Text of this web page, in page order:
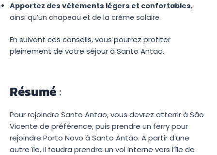
Apportez des vêtements légers et confortables,
ainsi qu’un chapeau et de la crème solaire.
En suivant ces conseils, vous pourrez profiter
pleinement de votre séjour à Santo Antao.
Résumé:
Pour rejoindre Santo Antao, vous devrez atterrir à São
Vicente de préférence, puis prendre un ferry pour
rejoindre Porto Novo à Santo Antão. A partir d’une
autre île, il faudra prendre un vol interne vers l’île de